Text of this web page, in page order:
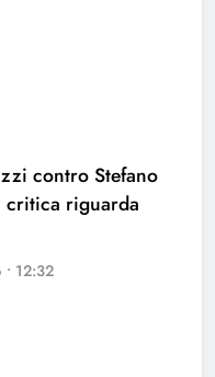
contro Stefano
critica riguarda
12:32